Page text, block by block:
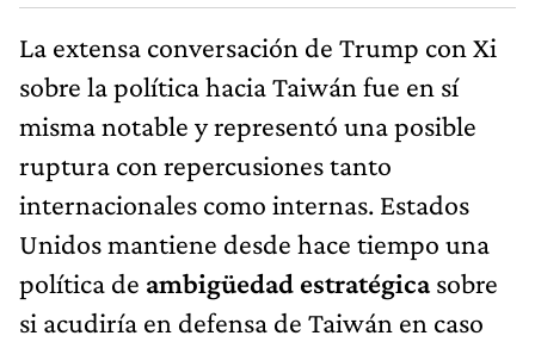
La extensa conversación de Trump con Xi
sobre la política hacia Taiwán fue en sí
misma notable y representó una posible
ruptura con repercusiones tanto
internacionales como internas. Estados
Unidos mantiene desde hace tiempo una
política de ambigüedad estratégicasobre
si acudiría en defensa de Taiwán en caso